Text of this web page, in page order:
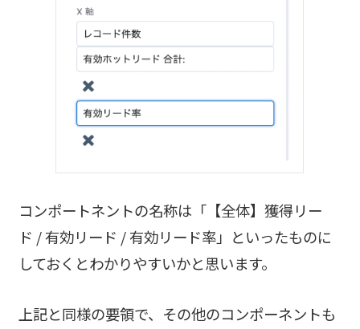
コンポートネントの名称は「【全体】獲得リー
ド / 有効リード / 有効リード率」といったものに
しておくとわかりやすいかと思います。
上記と同様の要領で、その他のコンポーネントも